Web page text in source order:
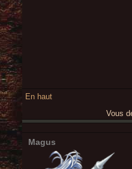
En haut
Vous
Magus